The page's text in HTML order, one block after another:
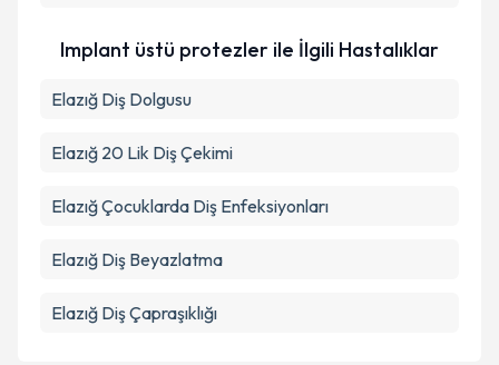
Implant üstü protezler ile İlgili Hastalıklar
Elazığ Diş Dolgusu
Elazığ 20 Lik Diş Çekimi
Elazığ Çocuklarda Diş Enfeksiyonları
Elazığ Diş Beyazlatma
Elazığ Diş Çapraşıklığı